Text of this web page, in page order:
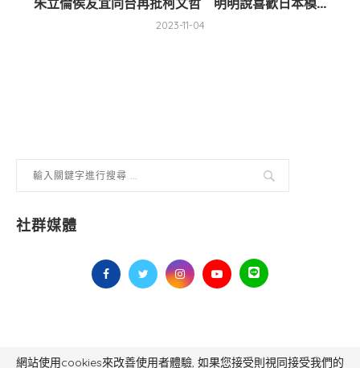
2023-11-04
社群媒體
毅傳媒控股股份有限公司 版權所有，非經授權，不得轉載 All Right Reserved.
網站使用cookies來改善使用者體驗, 如果您接受則視同接受我們的